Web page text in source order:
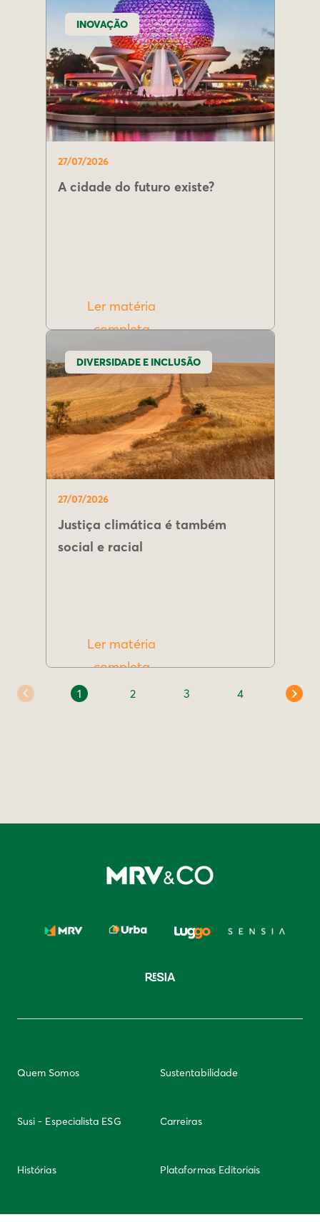
INOVAÇÃO
27/07/2026
A cidade do futuro existe?
Ler matéria
completa
DIVERSIDADE E INCLUSÃO
27/07/2026
Justiça climática é também
social e racial
Ler matéria
completa
1 2 3 4
Quem Somos Sustentabilidade
Susi - Especialista ESG Carreiras
Histórias Plataformas Editoriais
Newsletter Integridade